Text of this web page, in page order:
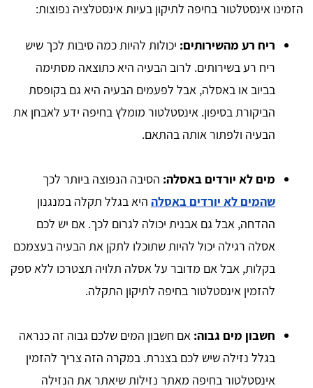
הזמינו אינסטלטור בחיפה לתיקון בעיות אינסטלציה נפוצות:
ריח רע מהשירותים: יכולות להיות כמה סיבות לכך שיש
ריח רע בשירותים. לרוב הבעיה היא כתוצאה מסתימה
בביוב או באסלה, אבל לפעמים הבעיה היא גם בקופסת
הביקורת בסיפון. אינסטלטור מומלץ בחיפה ידע לאבחן את
הבעיה ולפתור אותה בהתאם.
מים לא יורדים באסלה: הסיבה הנפוצה ביותר לכך
שהמים לא יורדים באסלה היא בגלל תקלה במנגנון
ההדחה, אבל גם אבנית יכולה לגרום לכך. אם יש לכם
אסלה רגילה יכול להיות שתוכלו לתקן את הבעיה בעצמכם
בקלות, אבל אם מדובר על אסלה תלויה תצטרכו ללא ספק
להזמין אינסטלטור בחיפה לתיקון התקלה.
חשבון מים גבוה: אם חשבון המים שלכם גבוה זה כנראה
בגלל נזילה שיש לכם בצנרת. במקרה הזה צריך להזמין
אינסטלטור בחיפה מאתר נזילות שיאתר את הנזילה